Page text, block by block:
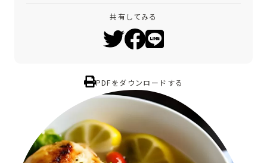
共有してみる
PDFをダウンロードする